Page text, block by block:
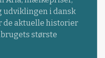
i dansk
de aktuelle historier
største